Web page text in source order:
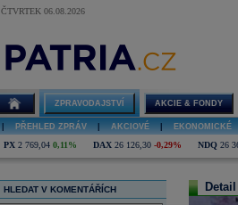
ČTVRTEK 06.08.2026
ZPRAVODAJSTVÍ AKCIE & FONDY
PŘEHLED ZPRÁV AKCIOVÉ EKONOMICKÉ
PX 2 769,04 0,11% DAX 26 126,30 -0,29% NDQ 26
HLEDAT V KOMENTÁŘÍCH